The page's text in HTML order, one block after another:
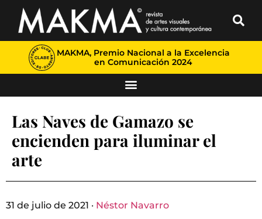
MAKMA, Premio Nacional a la Excelencia
en Comunicación 2024
Las Naves de Gamazo se
encienden para iluminar el
arte
31 de julio de 2021 · Néstor Navarro